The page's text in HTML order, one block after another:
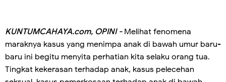
KUNTUMCAHAYA.com, OPINI - Melihat fenomena
maraknya kasus yang menimpa anak di bawah umur baru-
baru ini begitu menyita perhatian kita selaku orang tua.
Tingkat kekerasan terhadap anak, kasus pelecehan